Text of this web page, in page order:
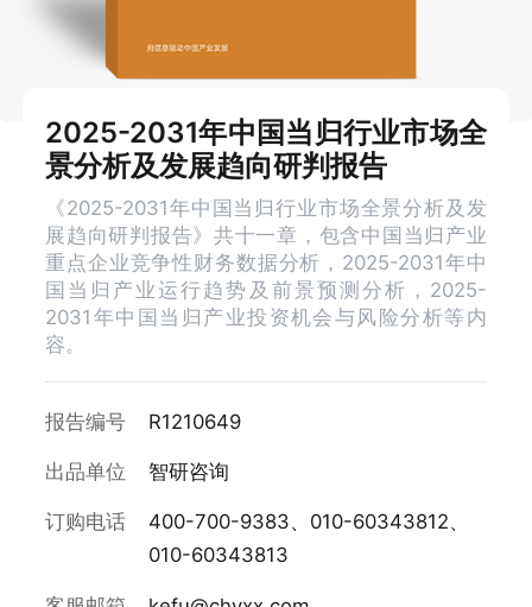
2025-2031年中国当归行业市场全
景分析及发展趋向研判报告
《2025-2031年中国当归行业市场全景分析及发
展趋向研判报告》共十一章，包含中国当归产业
重点企业竞争性财务数据分析，2025-2031年中
国当归产业运行趋势及前景预测分析，2025-
2031年中国当归产业投资机会与风险分析等内
容。
报告编号 R1210649
出品单位 智研咨询
订购电话
400-700-9383、010-60343812、
010-60343813